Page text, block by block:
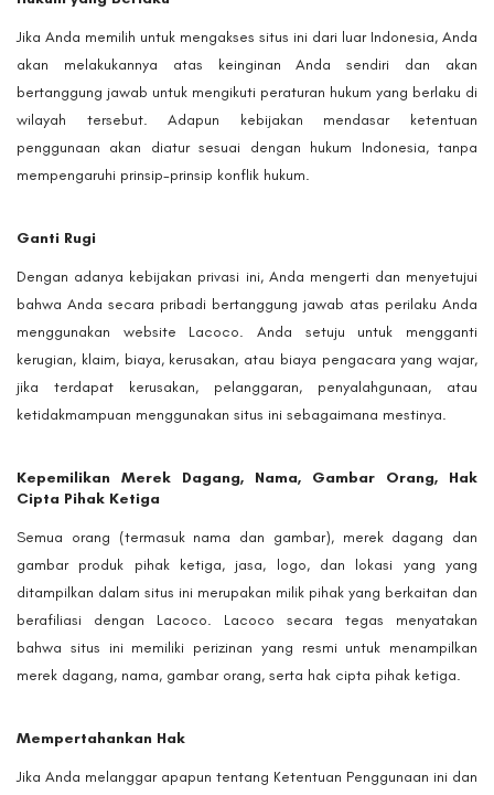
Jika Anda memilih untuk mengakses situs ini dari luar Indonesia, Anda
akan melakukannya atas keinginan Anda sendiri dan akan
bertanggung jawab untuk mengikuti peraturan hukum yang berlaku di
wilayah tersebut. Adapun kebijakan mendasar ketentuan
penggunaan akan diatur sesuai dengan hukum Indonesia, tanpa
mempengaruhi prinsip-prinsip konflik hukum.
Ganti Rugi
Dengan adanya kebijakan privasi ini, Anda mengerti dan menyetujui
bahwa Anda secara pribadi bertanggung jawab atas perilaku Anda
menggunakan website Lacoco. Anda setuju untuk mengganti
kerugian, klaim, biaya, kerusakan, atau biaya pengacara yang wajar,
jika terdapat kerusakan, pelanggaran, penyalahgunaan, atau
ketidakmampuan menggunakan situs ini sebagaimana mestinya.
Kepemilikan Merek Dagang, Nama, Gambar Orang, Hak
Cipta Pihak Ketiga
Semua orang (termasuk nama dan gambar), merek dagang dan
gambar produk pihak ketiga, jasa, logo, dan lokasi yang yang
ditampilkan dalam situs ini merupakan milik pihak yang berkaitan dan
berafiliasi dengan Lacoco. Lacoco secara tegas menyatakan
bahwa situs ini memiliki perizinan yang resmi untuk menampilkan
merek dagang, nama, gambar orang, serta hak cipta pihak ketiga.
Mempertahankan Hak
Jika Anda melanggar apapun tentang Ketentuan Penggunaan ini dan